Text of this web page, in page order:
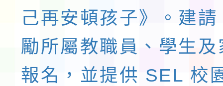
己再安頓孩子》。建
勵所屬教職員、學生
報名，並提供 SEL 校